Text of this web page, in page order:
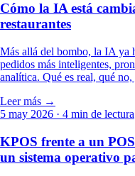
Cómo la IA está
restaurantes
Más allá del bombo, la IA ya
pedidos más inteligentes,
analítica. Qué es real, qué
Leer más →
5 may 2026 · 4 min de lectura
KPOS frente a un
un sistema operativo